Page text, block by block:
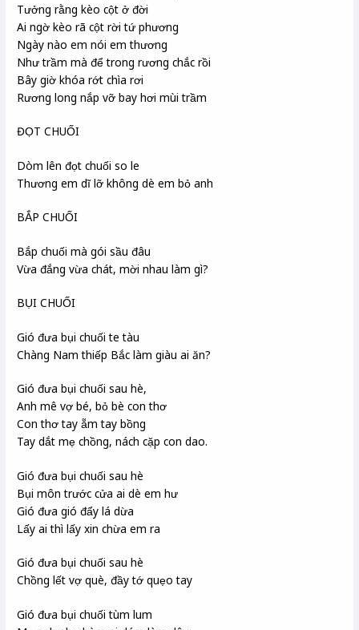
Tưởng rằng kèo cột ở đời
Ai ngờ kèo rã cột rời tứ phương
Ngày nào em nói em thương
Như trầm mà để trong rương chắc rồi
Bây giờ khóa rớt chìa rơi
Rương long nắp vỡ bay hơi mùi trầm
ĐỌT CHUỐI
Dòm lên đọt chuối so le
Thương em dĩ lỡ không dè em bỏ anh
BẮP CHUỐI
Bắp chuối mà gói sầu đâu
Vừa đắng vừa chát, mời nhau làm gì?
BỤI CHUỐI
Gió đưa bụi chuối te tàu
Chàng Nam thiếp Bắc làm giàu ai ăn?
Gió đưa bụi chuối sau hè,
Anh mê vợ bé, bỏ bè con thơ
Con thơ tay ẵm tay bồng
Tay dắt mẹ chồng, nách cặp con dao.
Gió đưa bụi chuối sau hè
Bụi môn trước cửa ai dè em hư
Gió đưa gió đẩy lá dừa
Lấy ai thì lấy xin chừa em ra
Gió đưa bụi chuối sau hè
Chồng lết vợ què, đầy tớ quẹo tay
Gió đưa bụi chuối tùm lum